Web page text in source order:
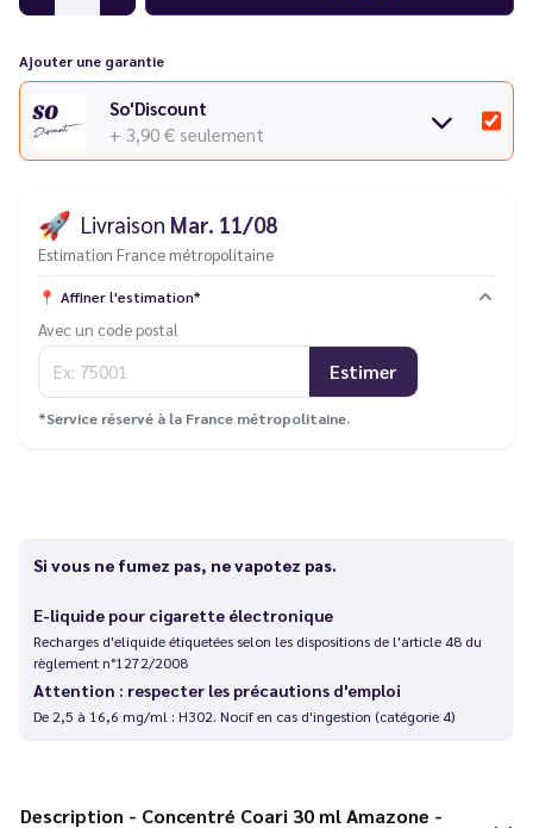
Ajouter une garantie
So'Discount
+ 3,90 € seulement
🚀 Livraison Mar. 11/08
Estimation France métropolitaine
📍 Affiner l'estimation*
Avec un code postal
Estimer
*Service réservé à la France métropolitaine.
Si vous ne fumez pas, ne vapotez pas.
E-liquide pour cigarette électronique
Recharges d'eliquide étiquetées selon les dispositions de l'article 48 du
règlement n°1272/2008
Attention : respecter les précautions d'emploi
De 2,5 à 16,6 mg/ml : H302. Nocif en cas d'ingestion (catégorie 4)
Description - Concentré Coari 30 ml Amazone -